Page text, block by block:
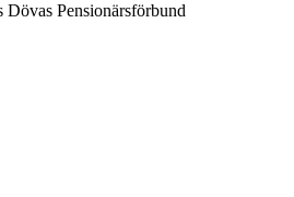
Pensionärsförbund